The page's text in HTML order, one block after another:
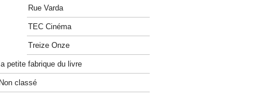
Rue Varda
TEC Cinéma
Treize Onze
petite fabrique du livre
classé